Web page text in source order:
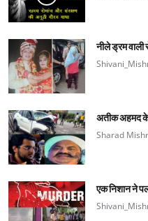
नीले ड्रम
अतीक अहमद
Sharad
एक निशान ने